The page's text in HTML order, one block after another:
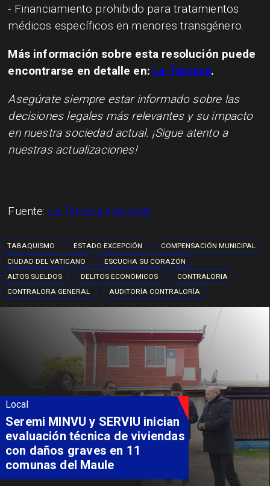
- Financiamiento prohibido para tratamientos
médicos específicos en menores transgénero.
Más información sobre esta resolución puede
encontrarse en detalle en: La Tercera.
Asegúrate siempre estar informado sobre las
decisiones legales más relevantes y su impacto
en nuestra sociedad actual. ¡Sigue atento a
nuestras actualizaciones!
Fuente: La Tercera Nacional
TABAQUISMO ESTADO EXCEPCIÓN
COMPENSACIÓN MUNICIPAL
CIUDAD DEL VATICANO
ESCUCHA SU CORAZÓN
ALTOS SUELDOS
DELITOS ECONÓMICOS
CONTRALORIA
CONTRALORA GENERAL
AUDITORÍA CONTRALORÍA
Local
Seremi MINVU y SERVIU inician
evaluación técnica de viviendas
con daños graves en 11
comunas del Maule